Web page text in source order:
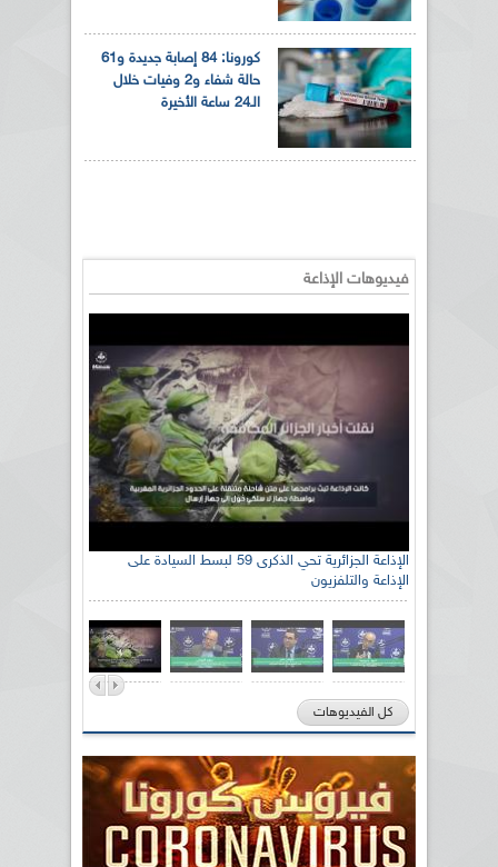
كورونا: 84 إصابة جديدة و61
حالة شفاء و2 وفيات خلال
الـ24 ساعة الأخيرة
فيديوهات الإذاعة
الإذاعة الجزائرية تحي الذكرى 59 لبسط السيادة على
الإذاعة والتلفزيون
كل الفيديوهات